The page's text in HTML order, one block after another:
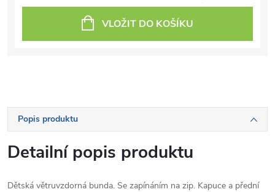
VLOŽIT DO KOŠÍKU
Popis produktu
Detailní popis produktu
Dětská větruvzdorná bunda. Se zapínáním na zip. Kapuce a přední